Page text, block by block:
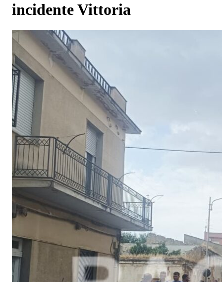
incidente Vittoria